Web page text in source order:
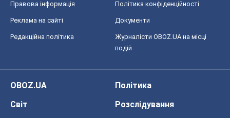
Правова інформація Політика конфіденційності
Реклама на сайті Документи
Редакційна політика
Журналісти OBOZ.UA на місці
подій
OBOZ.UA
Політика
Світ
Розслідування